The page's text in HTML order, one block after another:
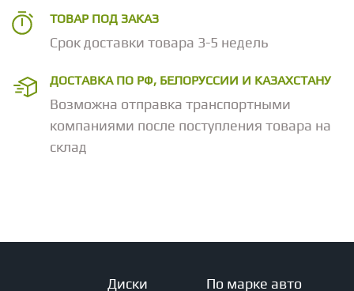
ТОВАР ПОД ЗАКАЗ
Срок доставки товара 3-5 недель
ДОСТАВКА ПО РФ, БЕЛОРУССИИ И КАЗАХСТАНУ
Возможна отправка транспортными
компаниями после поступления товара на
склад
Диски По марке авто